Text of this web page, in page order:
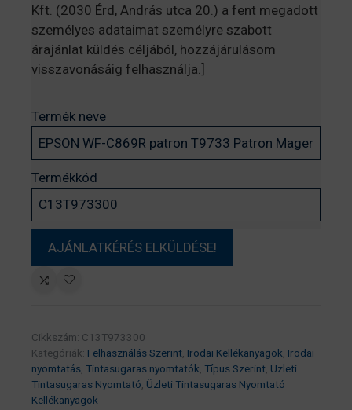
Kft. (2030 Érd, András utca 20.) a fent megadott
személyes adataimat személyre szabott
árajánlat küldés céljából, hozzájárulásom
visszavonásáig felhasználja.]
Termék neve
Termékkód
Cikkszám: C13T973300
Kategóriák: Felhasználás Szerint, Irodai Kellékanyagok, Irodai
nyomtatás, Tintasugaras nyomtatók, Típus Szerint, Üzleti
Tintasugaras Nyomtató, Üzleti Tintasugaras Nyomtató
Kellékanyagok